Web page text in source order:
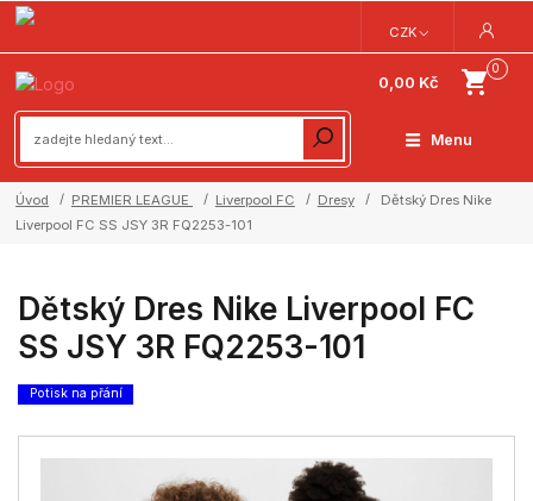
Menu
CZK
0
0,00 Kč
Úvod PREMIER LEAGUE Liverpool FC Dresy
Dětský Dres Nike
Liverpool FC SS JSY 3R FQ2253-101
Dětský Dres Nike Liverpool FC
SS JSY 3R FQ2253-101
Potisk na přání